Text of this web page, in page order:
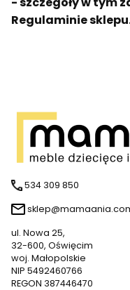
Regulaminie
534 309 850
ul. Nowa 25,
32-600, Oświęcim
woj. Małopolskie
NIP 5492460766
REGON 387446470